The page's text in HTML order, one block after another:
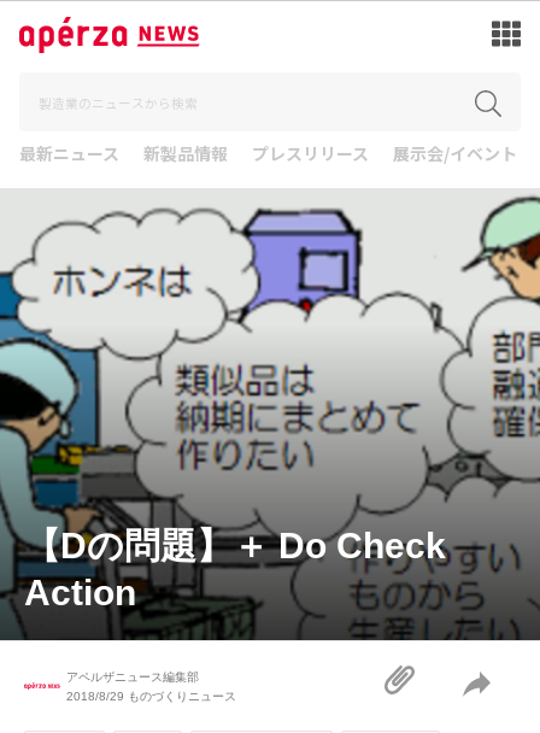
最新ニュース 新製品情報 プレスリリース 展示会/イベント
【Dの問題】＋ Do Check
Action
アペルザニュース編集部
2018/8/29 ものづくりニュース